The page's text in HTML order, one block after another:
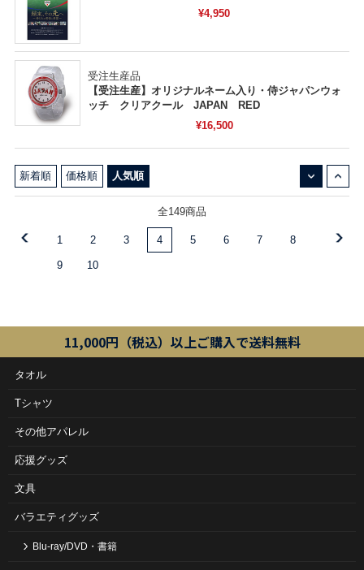
¥4,950
受注生産品
【受注生産】オリジナルネーム入り・侍ジャパンウォ
ッチ クリアクール JAPAN RED
¥16,500
新着順 価格順 人気順
全149商品
1 2 3 4 5 6 7 8
9 10
11,000円（税込）以上ご購入で送料無料
タオル
Tシャツ
その他アパレル
応援グッズ
文具
バラエティグッズ
Blu-ray/DVD・書籍